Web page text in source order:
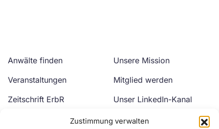
Zustimmung verwalten
Anwälte finden
Veranstaltungen
Zeitschrift ErbR
Unsere Mission
Mitglied werden
Unser LinkedIn-Kanal
Unser YouTube-Kanal